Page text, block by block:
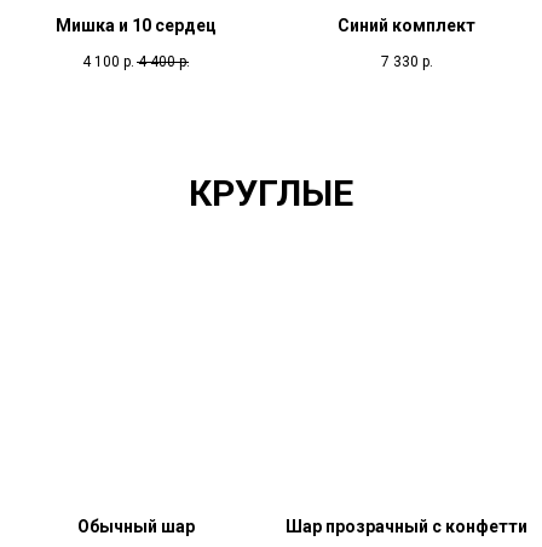
Мишка и 10 сердец
4 100 р. 4 400 р.
Синий комплект
7 330 р.
КРУГЛЫЕ
Обычный шар Шар прозрачный с конфетти